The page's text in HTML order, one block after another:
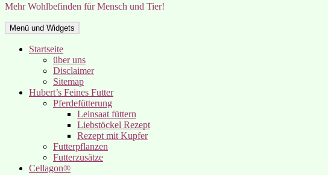
Mehr Wohlbefinden für Mensch und Tier!
Menü und Widgets
Startseite
über uns
Disclaimer
Sitemap
Hubert’s Feines Futter
Pferdefütterung
Leinsaat füttern
Liebstöckel Rezept
Rezept mit Kupfer
Futterpflanzen
Futterzusätze
Cellagon®